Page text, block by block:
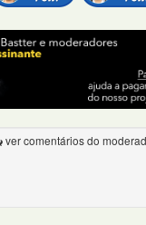
ver comentários do